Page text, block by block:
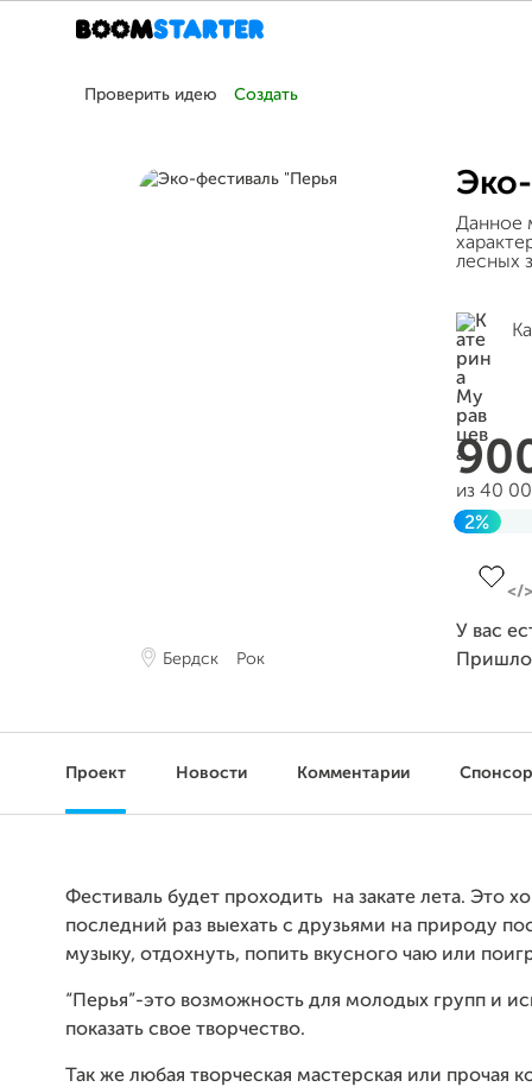
Проверить идею Создать
Бердск Рок
Данное
лесных
из 40
2%
У вас
Проект Новости Комментарии
Фестиваль будет проходить на закате лета. Это
последний раз выехать с друзьями на природу
музыку, отдохнуть, попить вкусного чаю или
“Перья”-это возможность для молодых групп и
показать свое творчество.
Так же любая творческая мастерская или прочая